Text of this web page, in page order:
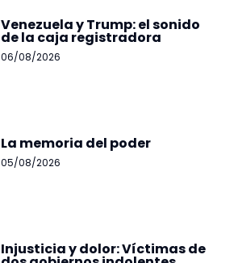
Venezuela y Trump: el sonido
de la caja registradora
06/08/2026
La memoria del poder
05/08/2026
Injusticia y dolor: Víctimas de